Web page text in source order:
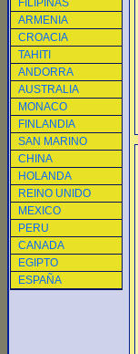
FILIPINAS
ARMENIA
CROACIA
TAHITI
ANDORRA
AUSTRALIA
MONACO
FINLANDIA
SAN MARINO
CHINA
HOLANDA
REINO UNIDO
MEXICO
PERU
CANADA
EGIPTO
ESPAÑA